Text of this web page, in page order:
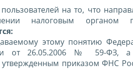
на то, что
налоговым органом
этому понятию
от 26.05.2006 № 59-ФЗ, а
приказом ФНС